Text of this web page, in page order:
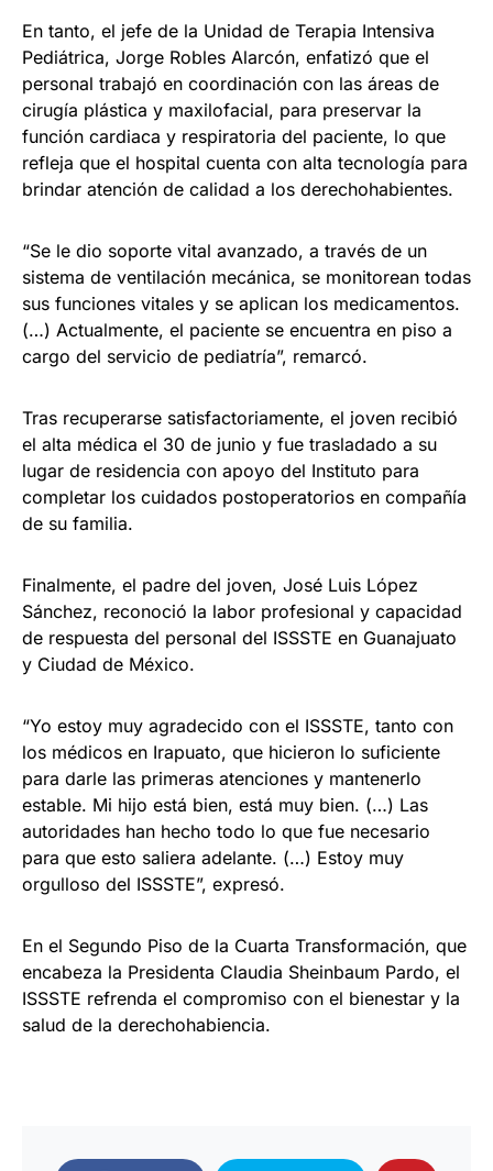
En tanto, el jefe de la Unidad de Terapia Intensiva
Pediátrica, Jorge Robles Alarcón, enfatizó que el
personal trabajó en coordinación con las áreas de
cirugía plástica y maxilofacial, para preservar la
función cardiaca y respiratoria del paciente, lo que
refleja que el hospital cuenta con alta tecnología para
brindar atención de calidad a los derechohabientes.
“Se le dio soporte vital avanzado, a través de un
sistema de ventilación mecánica, se monitorean todas
sus funciones vitales y se aplican los medicamentos.
(…) Actualmente, el paciente se encuentra en piso a
cargo del servicio de pediatría”, remarcó.
Tras recuperarse satisfactoriamente, el joven recibió
el alta médica el 30 de junio y fue trasladado a su
lugar de residencia con apoyo del Instituto para
completar los cuidados postoperatorios en compañía
de su familia.
Finalmente, el padre del joven, José Luis López
Sánchez, reconoció la labor profesional y capacidad
de respuesta del personal del ISSSTE en Guanajuato
y Ciudad de México.
“Yo estoy muy agradecido con el ISSSTE, tanto con
los médicos en Irapuato, que hicieron lo suficiente
para darle las primeras atenciones y mantenerlo
estable. Mi hijo está bien, está muy bien. (…) Las
autoridades han hecho todo lo que fue necesario
para que esto saliera adelante. (…) Estoy muy
orgulloso del ISSSTE”, expresó.
En el Segundo Piso de la Cuarta Transformación, que
encabeza la Presidenta Claudia Sheinbaum Pardo, el
ISSSTE refrenda el compromiso con el bienestar y la
salud de la derechohabiencia.